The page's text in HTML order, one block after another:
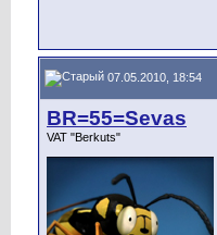
07.05.2010, 18:54
BR=55=Sevas
VAT "Berkuts"